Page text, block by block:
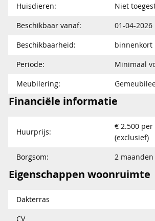
Huisdieren:
Niet
Beschikbaar vanaf:
01-04-2026
Beschikbaarheid:
binnenkort
Periode:
Minimaal
Meubilering:
Financiële informatie
Huurprijs:
€ 2.500
(exclusief)
Borgsom:
2
Eigenschappen woonruimte
Dakterras
CV